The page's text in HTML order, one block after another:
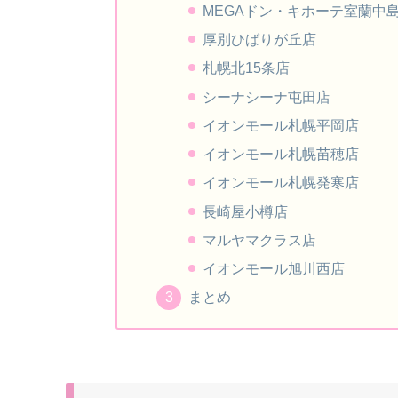
MEGAドン・キホーテ室蘭中
厚別ひばりが丘店
札幌北15条店
シーナシーナ屯田店
イオンモール札幌平岡店
イオンモール札幌苗穂店
イオンモール札幌発寒店
長崎屋小樽店
マルヤマクラス店
イオンモール旭川西店
まとめ